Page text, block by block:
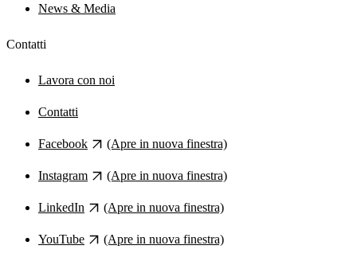
News & Media
Contatti
Lavora con noi
Contatti
Facebook (Apre in nuova finestra)
Instagram (Apre in nuova finestra)
LinkedIn (Apre in nuova finestra)
YouTube (Apre in nuova finestra)